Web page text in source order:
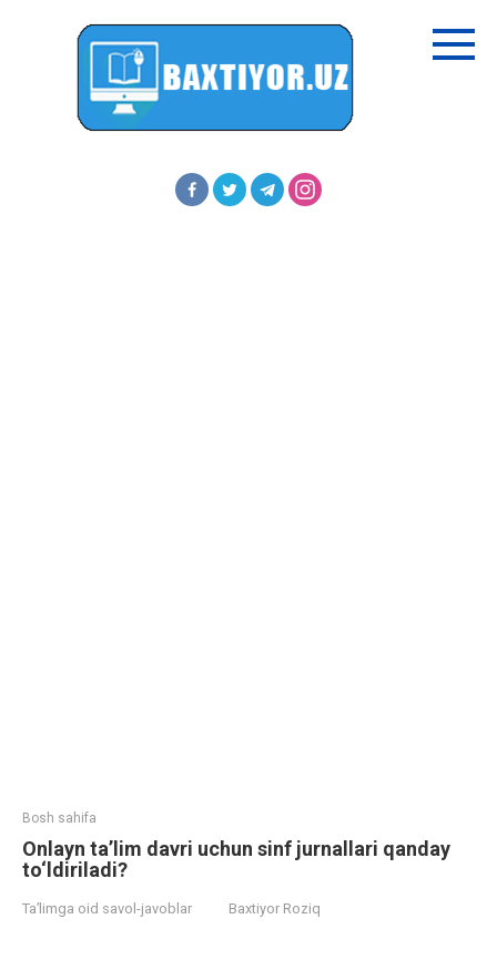
Bosh sahifa
Onlayn ta’lim davri uchun sinf jurnallari qanday
to‘ldiriladi?
Ta’limga oid savol-javoblar Baxtiyor Roziq